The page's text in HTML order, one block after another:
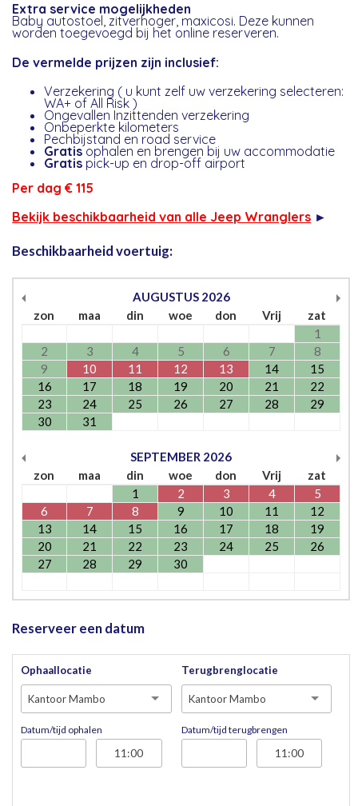
Extra service mogelijkheden
Baby autostoel, zitverhoger, maxicosi. Deze kunnen
worden toegevoegd bij het online reserveren.
De vermelde prijzen zijn inclusief:
Verzekering ( u kunt zelf uw verzekering selecteren:
WA+ of All Risk )
Ongevallen Inzittenden verzekering
Onbeperkte kilometers
Pechbijstand en road service
Gratisophalen en brengen bij uw accommodatie
Gratis pick-up en drop-off airport
Per dag € 115
Bekijk beschikbaarheid van alle Jeep Wranglers ►
Beschikbaarheid voertuig:
AUGUSTUS 2026
zon
maa din woe don Vrij
zat
1
2
3 4 5 6 7
8
9
10 11 12 13 14
15
16
17 18 19 20 21
22
23
24 25 26 27 28
29
30
31
SEPTEMBER 2026
zon
maa din woe don Vrij
zat
1
2 3 4
5
6
7 8 9 10 11
12
13
14 15 16 17 18
19
20
21 22 23 24 25
26
27
28 29 30
Reserveer een datum
Ophaallocatie
Kantoor Mambo
Datum/tijd ophalen
Terugbrenglocatie
Kantoor Mambo
Datum/tijd terugbrengen